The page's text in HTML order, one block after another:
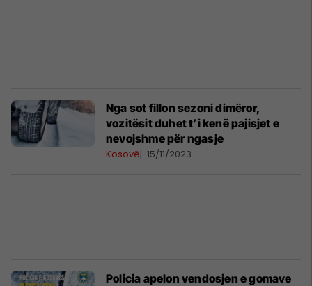
Nga sot fillon sezoni dimëror,
vozitësit duhet t’i kenë pajisjet e
nevojshme për ngasje
Kosovë 15/11/2023
Policia apelon vendosjen e gomave